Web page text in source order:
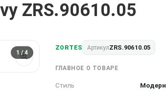
ZRS.90610.05
1 / 4
ZORTES АртикулZRS.90610.05
ГЛАВНОЕ О ТОВАРЕ
Стиль Модерн